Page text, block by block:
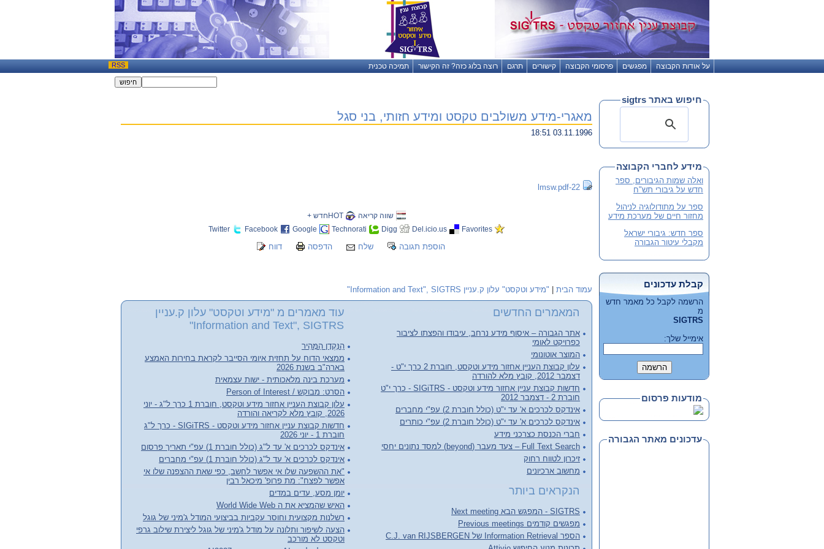
RSS על אודות הקבוצה מפגשים פרסומי הקבוצה קישורים תרגם רוצה בלוג כזה? זה הקישור תמיכה טכנית
מאגרי-מידע משולבים טקסט ומידע חזותי, בני סגל
03.11.1996 18:51
22-lmsw.pdf
שווה קריאה
HOTחדש +
Favorites
Del.icio.us
Digg
Technorati
Google
Facebook
Twitter
הוספת תגובה שלח הדפסה דווח
עמוד הבית "מידע וטקסט" עלון ק.עניין Information and Text", SIGTRS"
המאמרים החדשים
אתר הגבורה – איסוף מידע נרחב, עיבודו והפצתו לציבור
כפרויקט לאומי
המוצר אוטונומי
עלון קבוצת העניין אחזור מידע וטקסט, חוברת 2 כרך י"ט -
דצמבר 2012, קובץ מלא להורדה
חדשות קבוצת עניין אחזור מידע וטקסט - SIGiTRS - כרך י"ט
חוברת 2 - דצמבר 2012
אינדקס לכרכים א' עד י"ט (כולל חוברת 2) עפ"י מחברים
אינדקס לכרכים א' עד י"ט (כולל חוברת 2) עפ"י כותרים
חברי הכנסת כצרכני מידע
Full Text Search – צעד מעבר (beyond) למסד נתונים יחסי
זיכרון לטווח רחוק
מחשוב ארכיונים
הנקראים ביותר
SIGTRS - המפגש הבא Next meeting
מפגשים קודמים Previous meetings
הספר Information Retrieval של C.J. van RIJSBERGEN
עוד מאמרים מ "מידע וטקסט" עלון ק.עניין
Information and Text", SIGTRS"
הַנַּקְדָן הַמָּהִיר
ממצאי הדוח על תחזית איומי הסייבר לקראת בחירות האמצע
בארה"ב בשנת 2026
מערכת בינה מלאכותית - ישות עצמאית
הסרט: מבוקש / Person of Interest
עלון קבוצת העניין אחזור מידע וטקסט, חוברת 1 כרך ל"ג - יוני
2026, קובץ מלא לקריאה והורדה
חדשות קבוצת עניין אחזור מידע וטקסט - SIGiTRS - כרך ל"ג
חוברת 1 - יוני 2026
אינדקס לכרכים א' עד ל"ג (כולל חוברת 1) עפ"י תאריך פרסום
אינדקס לכרכים א' עד ל"ג (כולל חוברת 1) עפ"י מחברים
"את ההשפעה שלו אי אפשר לחשב, כפי שאת ההצפנה שלו אי
אפשר לפצח": מת פרופ' מיכאל רבין
יומן מסע, עדים במדים
האיש שהמציא את ה World Wide Web
רשלנות מקצועית וחוסר עקביות בביצועי המודל ג'מיני של גוגל
הצעה לשיפור ותלונה על מודל ג'מיני של גוגל ליצירת שילוב גרפי
וטקסט לא מורכב
חיפוש באתר sigtrs
מידע לחברי הקבוצה
ואלה שמות הגיבורים, ספר
חדש על גיבורי תש"ח
ספר על מתודולוגיה לניהול
מחזור חיים של מערכת מידע
ספר חדש: גיבורי ישראל
מקבלי עיטור הגבורה
קבלת עדכונים
הרשמה לקבל כל מאמר חדש
מ
SIGTRS
אימייל שלך:
מודעות פרסום
עדכונים מאתר הגבורה